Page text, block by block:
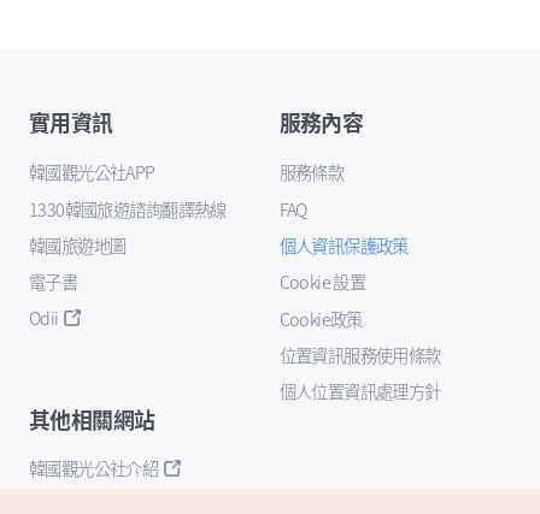
實用資訊
韓國觀光公社APP
1330韓國旅遊諮詢翻譯熱線
韓國旅遊地圖
電子書
Odii
服務內容
服務條款
FAQ
個人資訊保護政策
Cookie 設置
Cookie政策
位置資訊服務使用條款
個人位置資訊處理方針
其他相關網站
韓國觀光公社介紹